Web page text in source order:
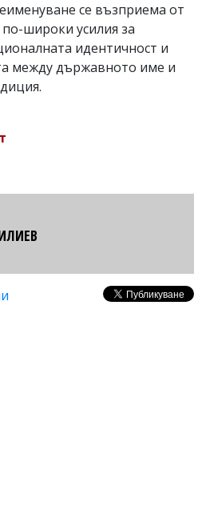
се възприема от
по-широки усилия за
идентичност и
между държавното име и